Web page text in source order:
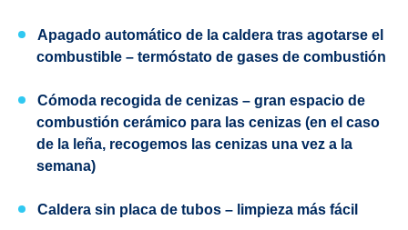
Apagado automático de la caldera tras agotarse el
combustible – termóstato de gases de combustión
Cómoda recogida de cenizas – gran espacio de
combustión cerámico para las cenizas (en el caso
de la leña, recogemos las cenizas una vez a la
semana)
Caldera sin placa de tubos – limpieza más fácil